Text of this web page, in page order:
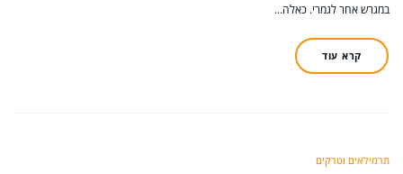
במגרש אחר לגמרי. כאלה…
קרא עוד
תרמילאים וטרקים